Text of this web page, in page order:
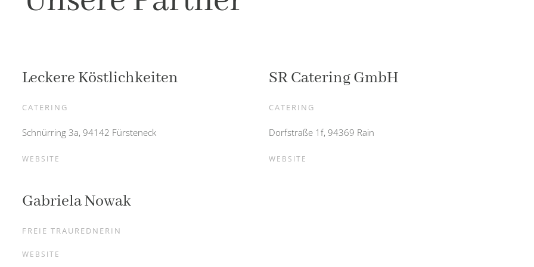
Leckere Köstlichkeiten
CATERING
Schnürring 3a, 94142 Fürsteneck
WEBSITE
SR Catering GmbH
CATERING
Dorfstraße 1f, 94369 Rain
WEBSITE
Gabriela Nowak
FREIE TRAUREDNERIN
WEBSITE